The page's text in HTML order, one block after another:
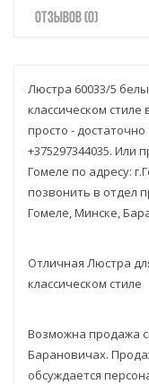
ОТЗЫВОВ (0)
Люстра 60033/5
классическом
просто -
+375297344035. Или
Гомеле по адресу:
позвонить в отдел
Гомеле, Минске,
Отличная Люстра
классическом стиле
Возможна продажа
Барановичах.
обсуждается